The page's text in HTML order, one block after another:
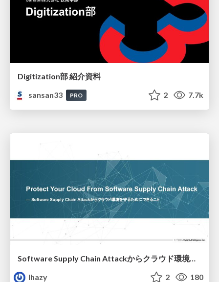
Digitization部 紹介資料
sansan33
PRO 2 7.7k
Software Supply Chain Attackからクラウド環境を守るためにできること
lhazy
2 180